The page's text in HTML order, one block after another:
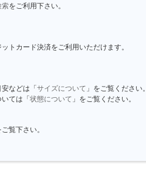
索をご利用下さい。
トカード決済をご利用いただけます。
などは「サイズについて 」をご覧ください。
ては「状態について 」をご覧ください。
ご覧下さい。